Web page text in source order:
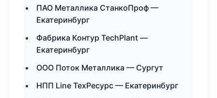
ПАО Металлика СтанкоПроф —
Екатеринбург
Фабрика Контур TechPlant —
Екатеринбург
ООО Поток Металлика — Сургут
НПП Line ТехРесурс — Екатеринбург